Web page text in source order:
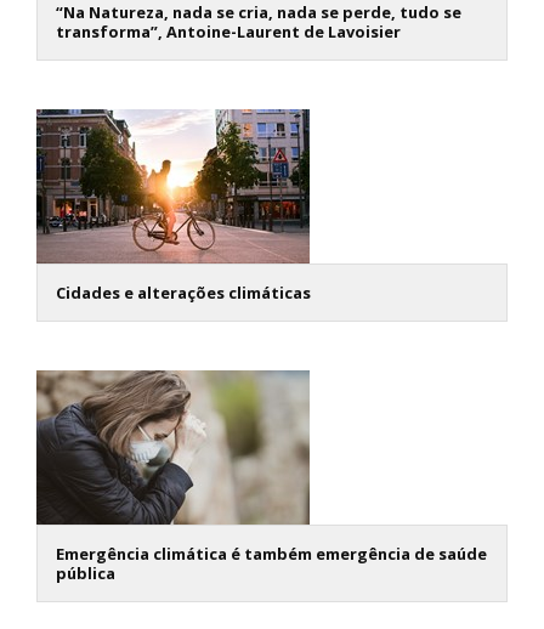
“Na Natureza, nada se cria, nada se perde, tudo se
transforma”, Antoine-Laurent de Lavoisier
Cidades e alterações climáticas
Emergência climática é também emergência de saúde
pública